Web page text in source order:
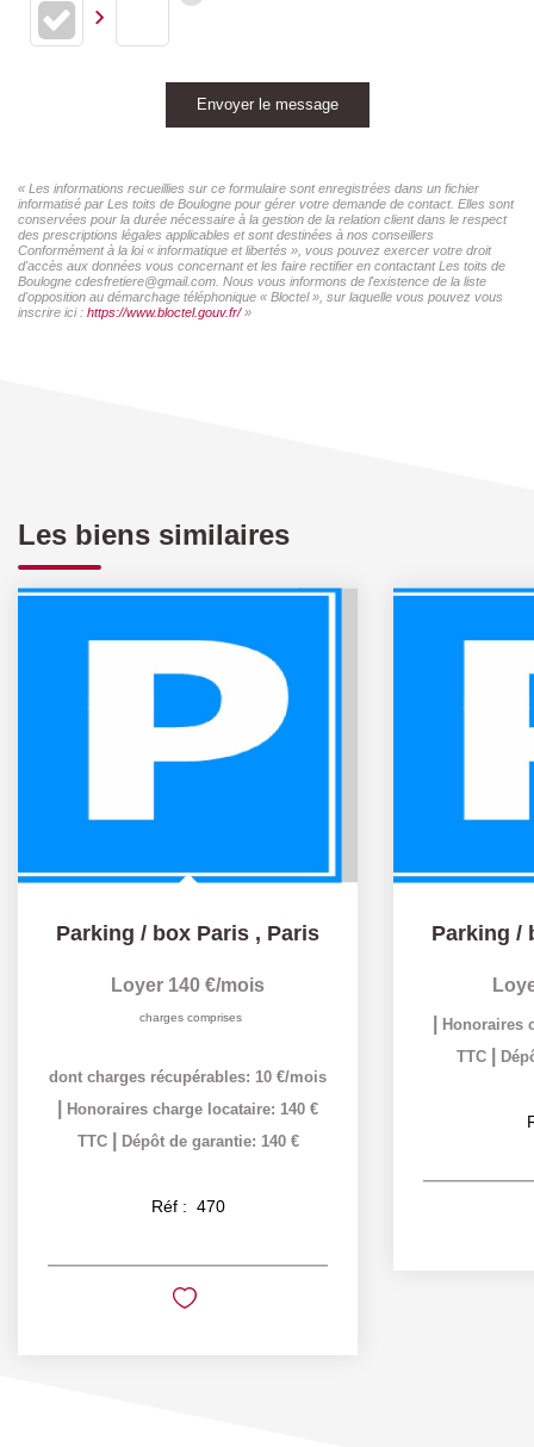
Envoyer le message
« Les informations recueillies sur ce formulaire sont enregistrées dans un fichier
informatisé par Les toits de Boulogne pour gérer votre demande de contact. Elles sont
conservées pour la durée nécessaire à la gestion de la relation client dans le respect
des prescriptions légales applicables et sont destinées à nos conseillers
Conformément à la loi « informatique et libertés », vous pouvez exercer votre droit
d'accès aux données vous concernant et les faire rectifier en contactant Les toits de
Boulogne cdesfretiere@gmail.com. Nous vous informons de l'existence de la liste
d'opposition au démarchage téléphonique « Bloctel », sur laquelle vous pouvez vous
inscrire ici : https://www.bloctel.gouv.fr/»
Les biens similaires
Parking / box Paris , Paris
Loyer 140 €/mois
charges comprises
dont charges récupérables: 10 €/mois
Honoraires charge locataire: 140 €
TTC
Dépôt de garantie: 140 €
Réf : 470
Parking /
Honoraires
TTC